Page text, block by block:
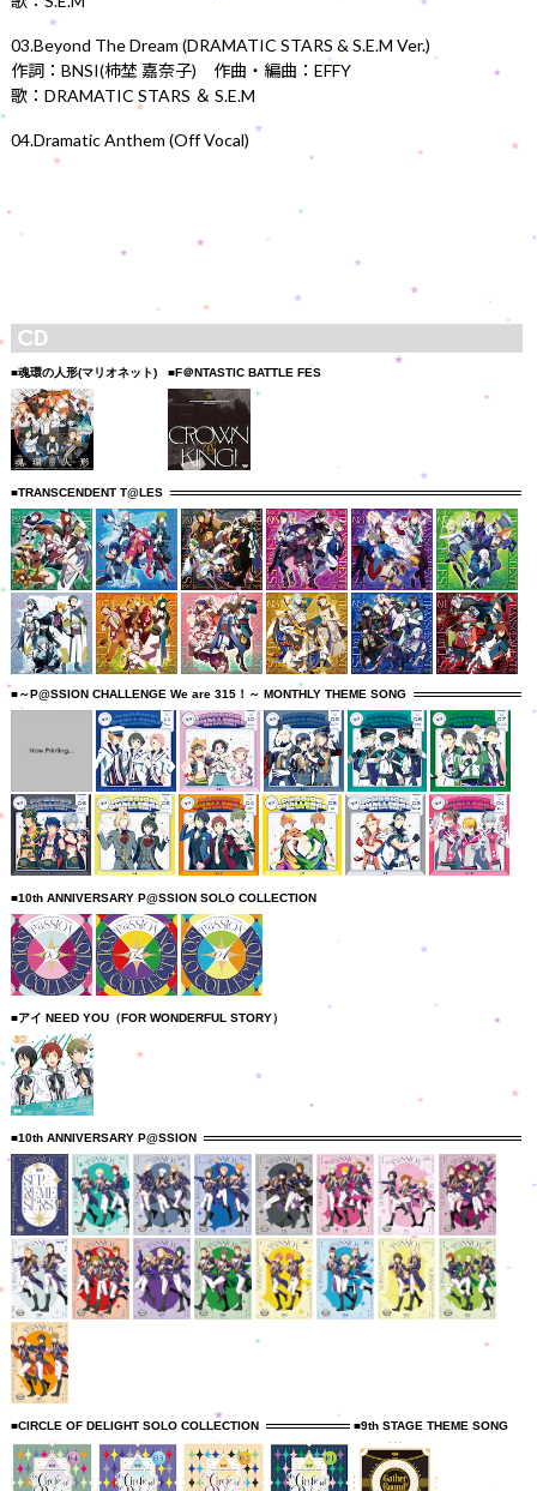
03.Beyond The Dream (DRAMATIC STARS & S.E.M Ver.)
作詞：BNSI(柿埜 嘉奈子) 作曲・編曲：EFFY
歌：DRAMATIC STARS ＆ S.E.M
04.Dramatic Anthem (Off Vocal)
■魂環の人形(マリオネット) ■F＠NTASTIC BATTLE FES
■TRANSCENDENT T@LES
■～P@SSION CHALLENGE We are 315！～ MONTHLY THEME SONG
■10th ANNIVERSARY P@SSION SOLO COLLECTION
■アイ NEED YOU（FOR WONDERFUL STORY）
■10th ANNIVERSARY P@SSION
■CIRCLE OF DELIGHT SOLO COLLECTION ■9th STAGE THEME SONG